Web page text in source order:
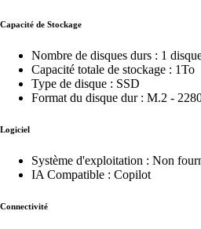
Capacité de Stockage
Nombre de disques durs : 1
Capacité totale de stockage : 1To
Type de disque : SSD
Format du disque dur : M.2 -
Logiciel
Système d'exploitation : Non
IA Compatible : Copilot
Connectivité